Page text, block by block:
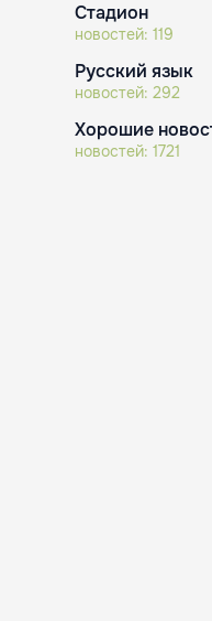
Стадион
новостей: 119
Русский язык
новостей: 292
Хорошие
новостей: 1721